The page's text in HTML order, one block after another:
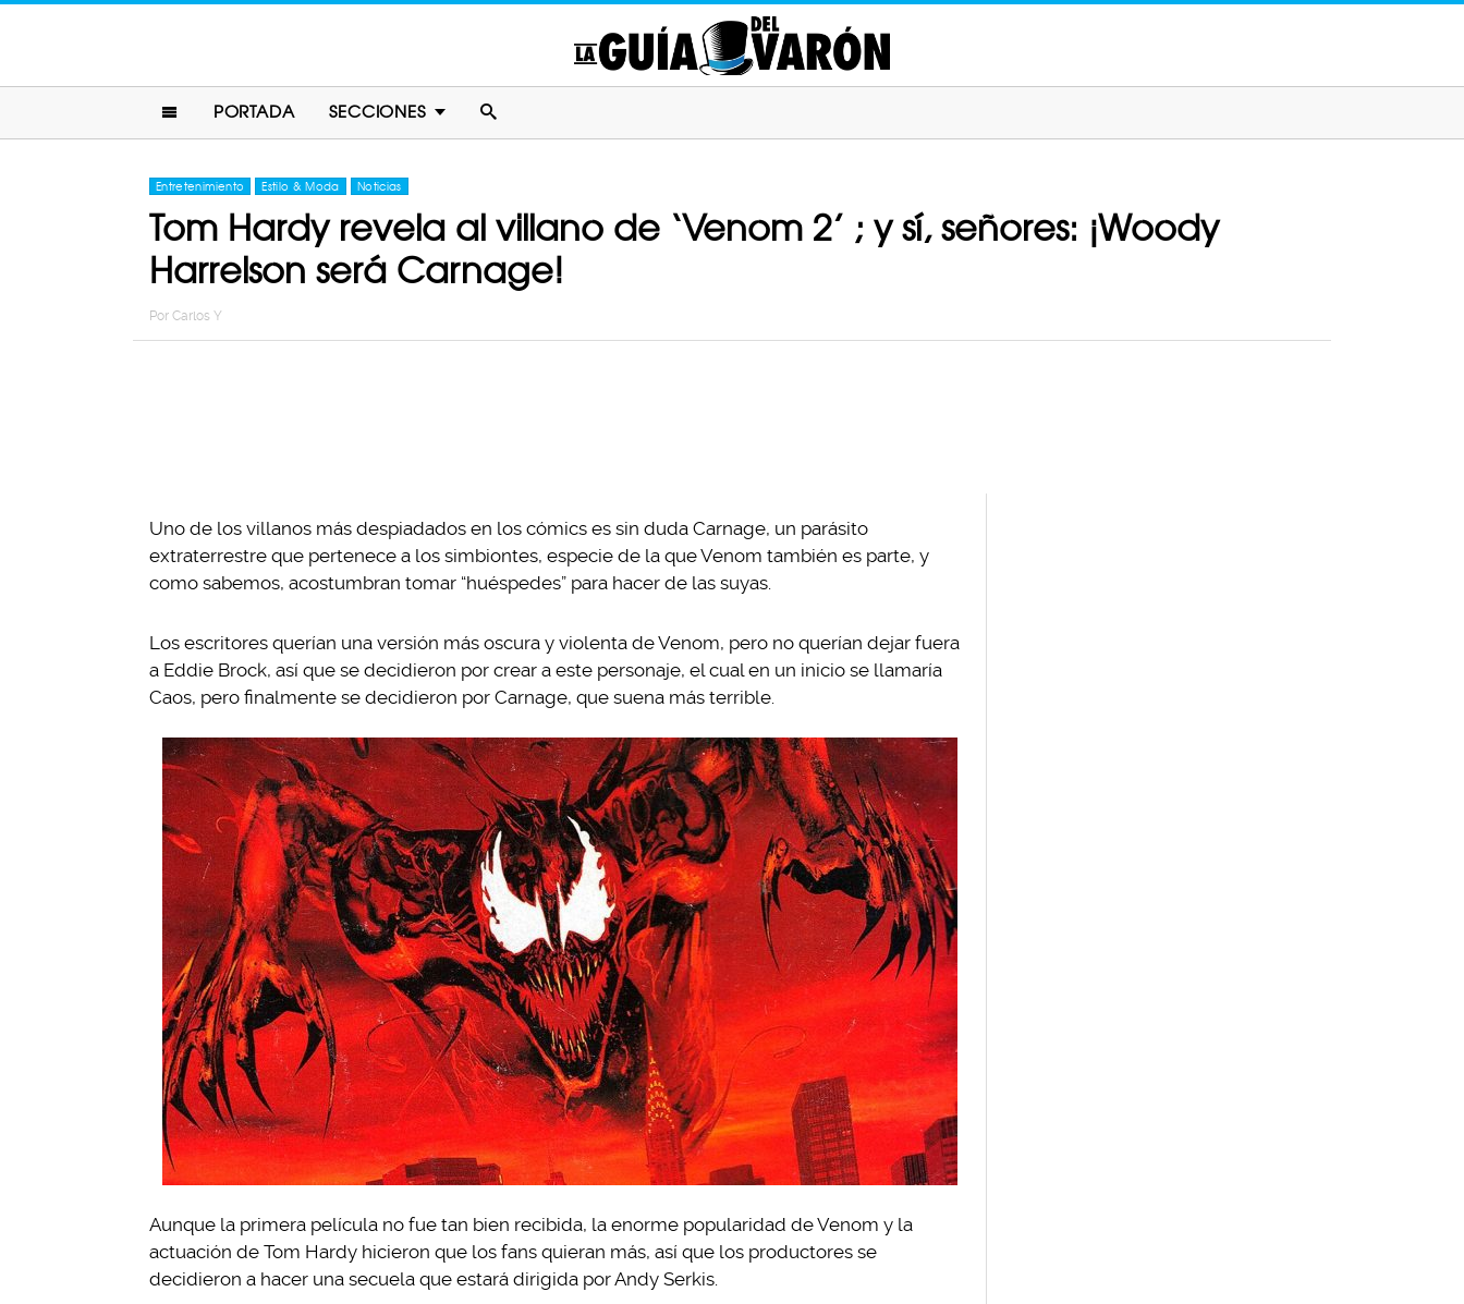
PORTADA SECCIONES
Entretenimiento Estilo & Moda Noticias
Tom Hardy revela al villano de ‘Venom 2’ ; y sí, señores: ¡Woody
Harrelson será Carnage!
Por Carlos Y
Uno de los villanos más despiadados en los cómics es sin duda Carnage, un parásito
extraterrestre que pertenece a los simbiontes, especie de la que Venom también es parte, y
como sabemos, acostumbran tomar “huéspedes” para hacer de las suyas.
Los escritores querían una versión más oscura y violenta de Venom, pero no querían dejar fuera
a Eddie Brock, así que se decidieron por crear a este personaje, el cual en un inicio se llamaría
Caos, pero finalmente se decidieron por Carnage, que suena más terrible.
Aunque la primera película no fue tan bien recibida, la enorme popularidad de Venom y la
actuación de Tom Hardy hicieron que los fans quieran más, así que los productores se
decidieron a hacer una secuela que estará dirigida por Andy Serkis.